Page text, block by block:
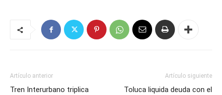
Artículo anterior
Tren Interurbano triplica
Artículo siguiente
Toluca liquida deuda con el